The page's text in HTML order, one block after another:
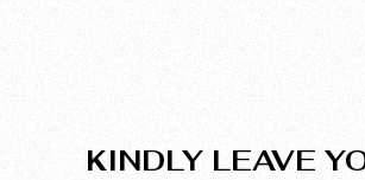
KINDLY LEAVE